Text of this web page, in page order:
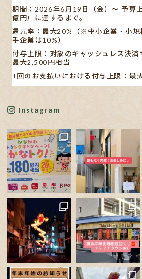
期間：2026年6月19日（金）〜 予算
億円）に達するまで。
還元率：最大20%（※中小企業・小規
手企業は10%）
付与上限：対象のキャッシュレス決済
最大2,500円相当
1回のお支払いにおける付与上限：最
※利用する店舗によって対応している
✋🏻発表された書類や新聞の記事も見
かりにくいです。
ポイン...See More
Photo
View on Facebook Share
Instagram